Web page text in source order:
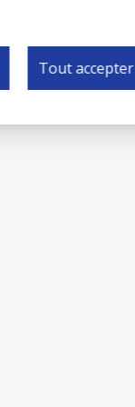
Tout accepter